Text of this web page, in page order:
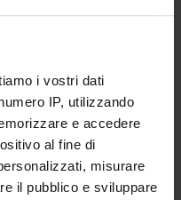
i vostri dati
IP, utilizzando
e accedere
al fine di
misurare
il pubblico e sviluppare
OFFICES